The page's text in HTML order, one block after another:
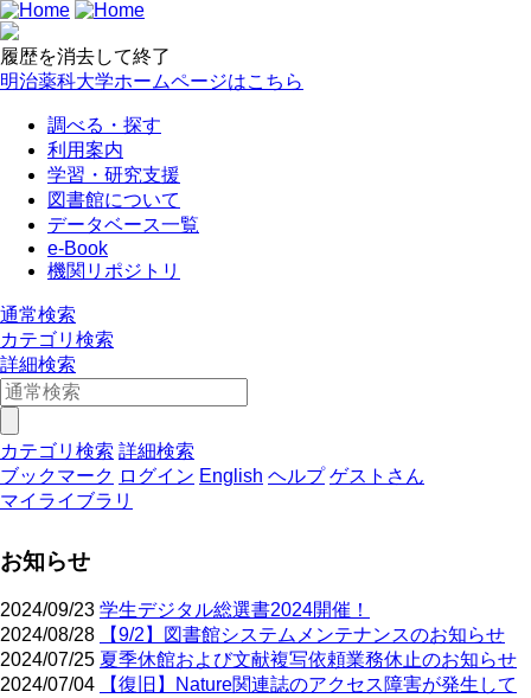
履歴を消去して終了
明治薬科大学ホームページはこちら
調べる・探す
利用案内
学習・研究支援
図書館について
データベース一覧
e-Book
機関リポジトリ
通常検索
カテゴリ検索
詳細検索
カテゴリ検索 詳細検索
ブックマーク ログイン English ヘルプ ゲストさん
マイライブラリ
お知らせ
2024/09/23 学生デジタル総選書2024開催！
2024/08/28
【9/2】図書館システムメンテナンスのお知らせ
2024/07/25 夏季休館および文献複写依頼業務休止のお知らせ
2024/07/04
【復旧】Nature関連誌のアクセス障害が発生して